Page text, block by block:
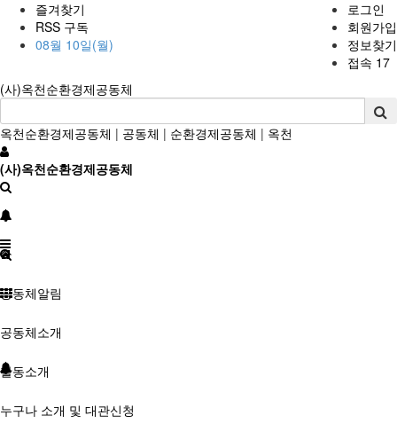
즐겨찾기
RSS 구독
08월 10일(월)
로그인
회원가입
정보찾기
접속 17
(사)옥천순환경제공동체
옥천순환경제공동체 | 공동체 | 순환경제공동체 | 옥천
(사)옥천순환경제공동체
공동체알림
공동체소개
활동소개
누구나 소개 및 대관신청